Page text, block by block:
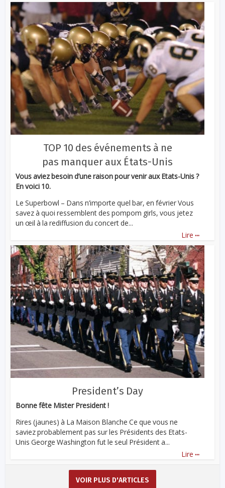
TOP 10 des événements à ne
pas manquer aux États-Unis
Vous aviez besoin d’une raison pour venir aux Etats-Unis ?
En voici 10.
Le Superbowl – Dans n’importe quel bar, en février Vous
savez à quoi ressemblent des pompom girls, vous jetez
un œil à la rediffusion du concert de...
Lire ...
President’s Day
Bonne fête Mister President !
Rires (jaunes) à La Maison Blanche Ce que vous ne
saviez probablement pas sur les Présidents des Etats-
Unis George Washington fut le seul Président a...
Lire ...
VOIR PLUS D'ARTICLES